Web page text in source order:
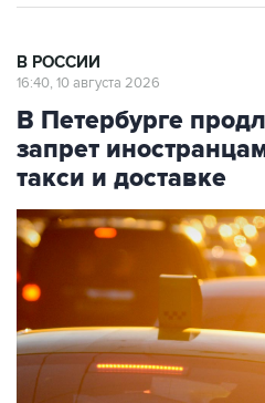
В РОССИИ
16:40, 10 августа 2026
В Петербурге
запрет
такси и доставке